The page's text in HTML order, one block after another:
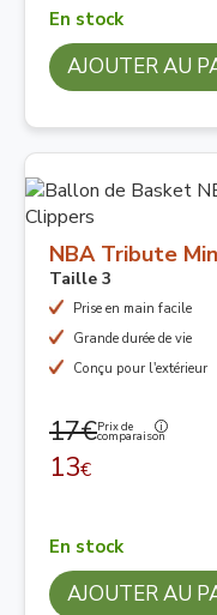
En stock
AJOUTER AU
NBA Tribute
Taille 3
Prise en main facile
Grande durée de vie
Conçu pour l'extérieur
17€Prix de
comparaison
13€
En stock
AJOUTER AU